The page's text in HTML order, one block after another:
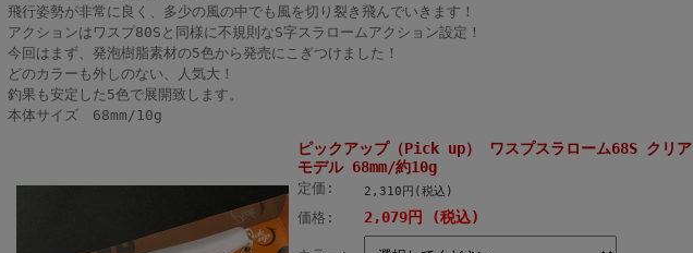
飛行姿勢が非常に良く、多少の風の中でも風を切り裂き飛んでいきます！
アクションはワスプ80Sと同様に不規則なS字スラロームアクション設定！
今回はまず、発泡樹脂素材の5色から発売にこぎつけました！
どのカラーも外しのない、人気大！
釣果も安定した5色で展開致します。
本体サイズ 68mm/10g
ピックアップ（Pick up） ワスプスラローム68S クリア
モデル 68mm/約10g
定価: 2,310円(税込)
価格: 2,079円 (税込)